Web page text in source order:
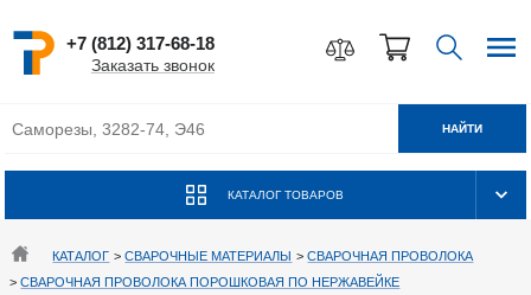
+7 (812) 317-68-18
Заказать звонок
КАТАЛОГ ТОВАРОВ
НАЙТИ
КАТАЛОГ >СВАРОЧНЫЕ МАТЕРИАЛЫ >СВАРОЧНАЯ ПРОВОЛОКА
>СВАРОЧНАЯ ПРОВОЛОКА ПОРОШКОВАЯ ПО НЕРЖАВЕЙКЕ